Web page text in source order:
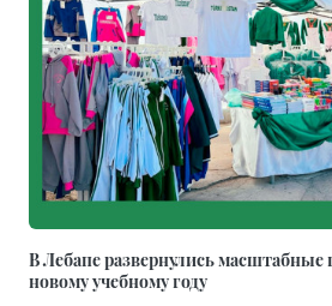
В Лебапе развернулись
новому учебному году